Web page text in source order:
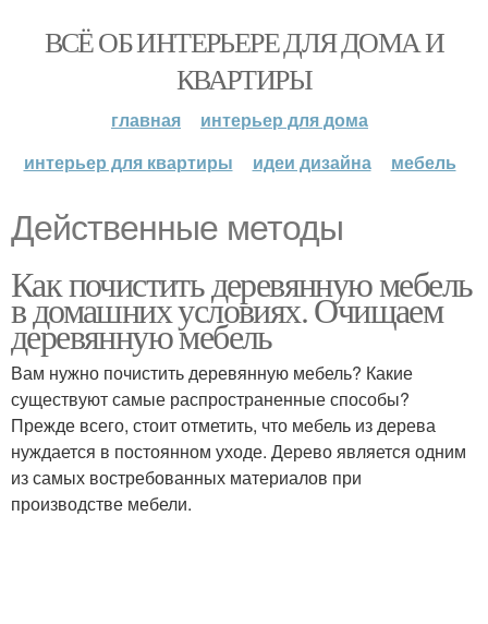
ВСЁ ОБ ИНТЕРЬЕРЕ ДЛЯ ДОМА И
КВАРТИРЫ
главная
интерьер для дома
интерьер для квартиры
идеи дизайна мебель
Действенные методы
Как почистить деревянную мебель
в домашних условиях. Очищаем
деревянную мебель
Вам нужно почистить деревянную мебель? Какие
существуют самые распространенные способы?
Прежде всего, стоит отметить, что мебель из дерева
нуждается в постоянном уходе. Дерево является одним
из самых востребованных материалов при
производстве мебели.